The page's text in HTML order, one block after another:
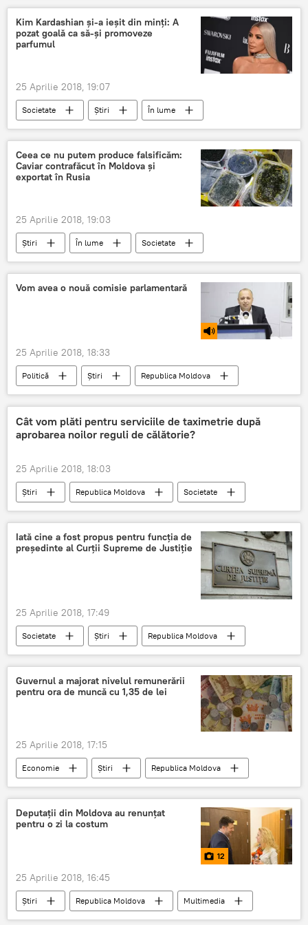
ANSA
verificări
Kim Kardashian și-a ieșit din minți: A
pozat goală ca să-și promoveze
parfumul
25 Aprilie 2018, 19:07
Societate Știri
În lume
inhibitii
Kim pozat
goala
promoveze
Ceea ce nu putem produce falsificăm:
Caviar contrafăcut în Moldova și
exportat în Rusia
25 Aprilie 2018, 19:03
Știri În lume Societate
Vom avea o nouă comisie parlamentară
25 Aprilie 2018, 18:33
Politică Știri
Republica Moldova
Podcasturi
comisie
nouă
parlamentară
parlament
Curtea de Conturi
Cât vom plăti pentru serviciile de taximetrie după
aprobarea noilor reguli de călătorie?
25 Aprilie 2018, 18:03
Știri Republica Moldova
Societate
Chișinău
tarif
călători
contor
noi reguli
Iată cine a fost propus pentru funcția de
președinte al Curții Supreme de Justiție
25 Aprilie 2018, 17:49
Societate Știri
Republica Moldova
Chișinău
CSJ
candidatură
Președinte
Guvernul a majorat nivelul remunerării
pentru ora de muncă cu 1,35 de lei
25 Aprilie 2018, 17:15
Economie Știri
Republica Moldova
Guvern
angajat bugetar
Deputații din Moldova au renunțat
pentru o zi la costum
12
25 Aprilie 2018, 16:45
Știri Republica Moldova
Multimedia
Foto
Societate
parlamentari